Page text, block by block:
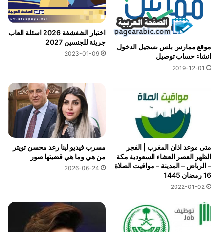
موقع ممارس بلس تسجيل الدخول
انشاء حساب توصيل
2019-12-01
اختبار الشفشفة 2026 اسئلة العاب
جريئة للجنسين 2027
2023-01-09
متى موعد اذان المغرب | الفجر
الظهر العصر العشاء السعودية مكة
– الرياض – المدينة – مواقيت الصلاة
16 رمضان 1445
2022-01-02
مسرب فيديو لينا رعد محسن تويتر
من هي وما هي قضيتها صور
2026-06-24